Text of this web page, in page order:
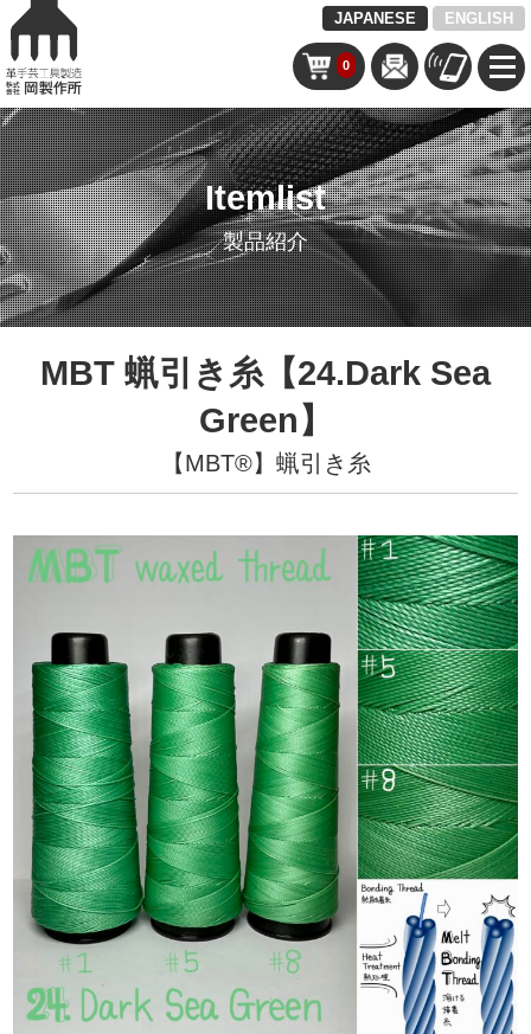
JAPANESE ENGLISH
0
Itemlist
製品紹介
MBT 蝋引き糸【24.Dark Sea
Green】
【MBT®︎】蝋引き糸